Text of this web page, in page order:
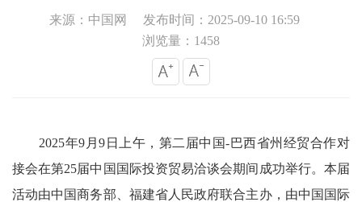
来源：中国网
发布时间：2025-09-10 16:59
浏览量：1458
2025年9月9日上午，第二届中国-巴西省州经贸合作对
接会在第25届中国国际投资贸易洽谈会期间成功举行。本届
活动由中国商务部、福建省人民政府联合主办，由中国国际